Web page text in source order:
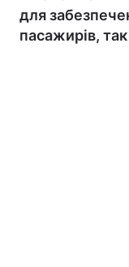
для
пасажирів, так